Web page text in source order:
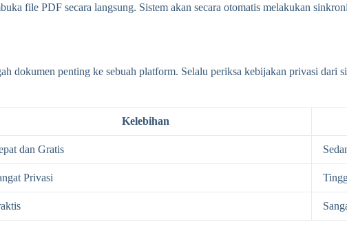
file PDF secara langsung. Sistem akan secara otomatis melakukan
dokumen penting ke sebuah platform. Selalu periksa kebijakan privasi dari
Kelebihan
dan Gratis
Privasi